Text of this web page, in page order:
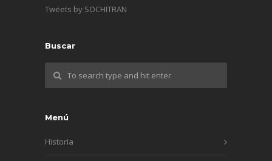
Tweets by SOCHITRAN
Buscar
Menú
Historia